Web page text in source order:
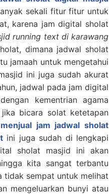
sekali fitur fitur untuk
karena jam digital sholat
running text di karawang
dimana jadwal sholat
jamaah untuk mengetahui
ini juga sudah akurat
jadwal pada jam digital
kementrian agama
bicara solat ketetapan
menjual jam jadwal sholat
ini juga sudah di lengkapi
sholat masjid ini akan
kita sangat terbantu
tidak sempat untuk melihat
mengeluarkan bunyi atau